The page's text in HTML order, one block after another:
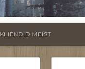
KLIENDID MEIST